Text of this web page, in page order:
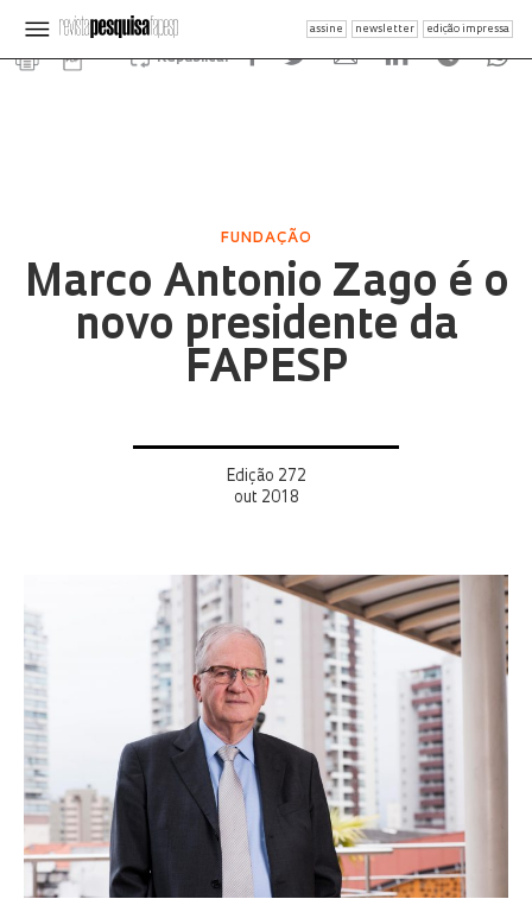
assine newsletter edição impressa
Republicar
FUNDAÇÃO
Marco Antonio Zago é o
novo presidente da
FAPESP
Edição 272
out 2018